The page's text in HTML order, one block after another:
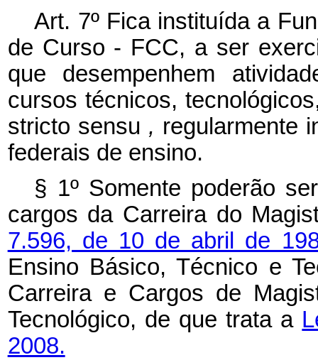
Art. 7º Fica instituída a
de Curso - FCC, a ser
que desempenhem
cursos técnicos,
stricto sensu , regularmente
federais de ensino.
§ 1º Somente poderão
cargos da Carreira do
7.596, de 10 de abril de
Ensino Básico, Técnico e
Carreira e Cargos de
Tecnológico, de que trata a
2008.